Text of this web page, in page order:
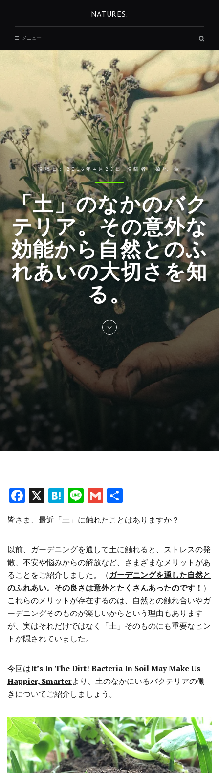
NATURES.
メニュー
ボ
ッ
ク
ス
投稿日:2016年4月25日投稿者:菊地 薫
「土」のなかのバク
テリア。その意外な
効能から自然とのふ
れあいの大切さを知
る。
Skip
to
entry
content
F
a
ce
b
o
o
k
X H
at
e
n
a
Li
n
e
G
m
ai
l
有
皆さま、最近「土」に触れたことはありますか？
以前、ガーデニングを通して土に触れると、ストレスの発
散、不安や悩みからの解放など、さまざまなメリットがあ
ることをご紹介しました。（ガーデニングを通した自然と
のふれあい。その良さは意外とたくさんあったのです！ ）
これらのメリットが存在するのは、自然との触れ合いやガ
ーデニングそのものが楽しいからという理由もあります
が、実はそれだけではなく「土」そのものにも重要なヒン
トが隠されていました。
今回はIt’s In The Dirt! Bacteria In Soil May Make Us
Happier, Smarterより、土のなかにいるバクテリアの働
きについてご紹介しましょう。